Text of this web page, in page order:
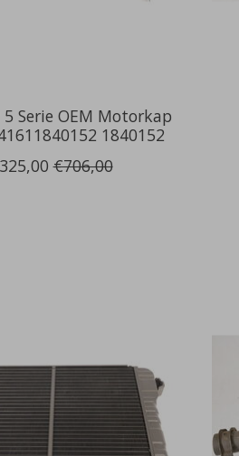
5 Serie OEM Motorkap
1840152
€706,00